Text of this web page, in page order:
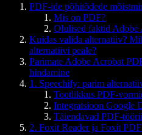
PDF-ide põhitõdede
Mis on PDF?
Olulised faktid Adobe
Kuidas valida alternatiiv?
alternatiivi peale?
Parimate Adobe Acrobat
hindamine
1. Speechify: parim
Tootlikkus PDF-
Integratsioon Google
Täiendavad PDF-
2. Foxit Reader ja Foxit